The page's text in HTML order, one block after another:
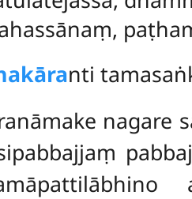
nti
nagare